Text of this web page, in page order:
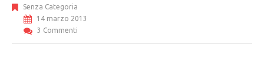
Senza Categoria
14 marzo 2013
3 Commenti